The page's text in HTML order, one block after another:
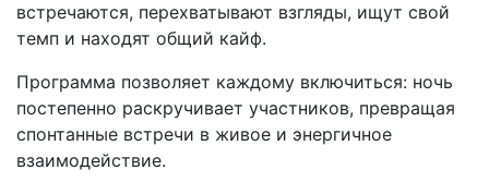
встречаются, перехватывают взгляды, ищут свой
темп и находят общий кайф.
Программа позволяет каждому включиться: ночь
постепенно раскручивает участников, превращая
спонтанные встречи в живое и энергичное
взаимодействие.